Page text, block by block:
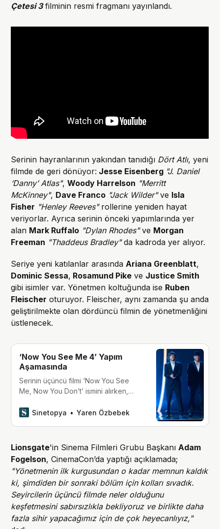
Çetesi 3filminin resmi fragmanı yayınlandı.
Serinin hayranlarının yakından tanıdığı Dört Atlı, yeni
filmde de geri dönüyor: Jesse Eisenberg "J. Daniel
‘Danny’ Atlas",Woody Harrelson "Merritt
McKinney", Dave Franco "Jack Wilder"ve Isla
Fisher "Henley Reeves"rollerine yeniden hayat
veriyorlar. Ayrıca serinin önceki yapımlarında yer
alan Mark Ruffalo "Dylan Rhodes"ve Morgan
Freeman "Thaddeus Bradley"da kadroda yer alıyor.
Seriye yeni katılanlar arasında Ariana Greenblatt,
Dominic Sessa, Rosamund Pike ve Justice Smith
gibi isimler var. Yönetmen koltuğunda ise Ruben
Fleischer oturuyor. Fleischer, aynı zamanda şu anda
geliştirilmekte olan dördüncü filmin de yönetmenliğini
üstlenecek.
‘Now You See Me 4’ Yapım
Aşamasında
Serinin üçüncü filmi ‘Now You See
Me, Now You Don’t’ ismini alırken,
açıklandı.
Sinetopya Yaren Özbebek
Lionsgate'in Sinema Filmleri Grubu Başkanı Adam
Fogelson, CinemaCon’da yaptığı açıklamada;
"Yönetmenin ilk kurgusundan o kadar memnun kaldık
ki, şimdiden bir sonraki bölüm için kolları sıvadık.
Seyircilerin üçüncü filmde neler olduğunu
keşfetmesini sabırsızlıkla bekliyoruz ve birlikte daha
fazla sihir yapacağımız için de çok heyecanlıyız,"